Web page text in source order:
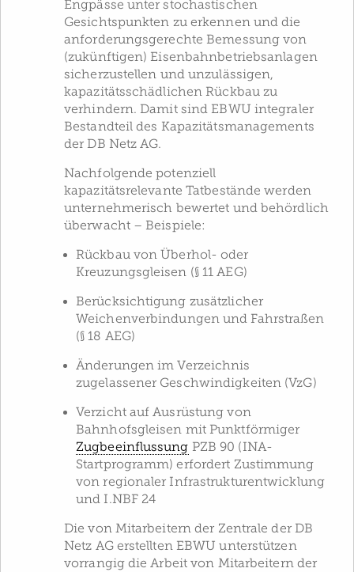
Engpässe unter stochastischen
Gesichtspunkten zu erkennen und die
anforderungsgerechte Bemessung von
(zukünftigen) Eisenbahnbetriebsanlagen
sicherzustellen und unzulässigen,
kapazitätsschädlichen Rückbau zu
verhindern. Damit sind EBWU integraler
Bestandteil des Kapazitätsmanagements
der DB Netz AG.
Nachfolgende potenziell
kapazitätsrelevante Tatbestände werden
unternehmerisch bewertet und behördlich
überwacht – Beispiele:
Rückbau von Überhol- oder
Kreuzungsgleisen (§ 11 AEG)
Berücksichtigung zusätzlicher
Weichenverbindungen und Fahrstraßen
(§ 18 AEG)
Änderungen im Verzeichnis
zugelassener Geschwindigkeiten (VzG)
Verzicht auf Ausrüstung von
Bahnhofsgleisen mit Punktförmiger
Zugbeeinflussung PZB 90 (INA-
Startprogramm) erfordert Zustimmung
von regionaler Infrastrukturentwicklung
und I.NBF 24
Die von Mitarbeitern der Zentrale der DB
Netz AG erstellten EBWU unterstützen
vorrangig die Arbeit von Mitarbeitern der